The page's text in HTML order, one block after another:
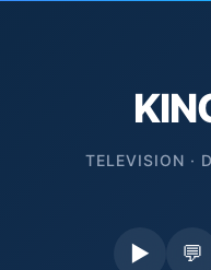
TELEVISION ·
▶ 💬